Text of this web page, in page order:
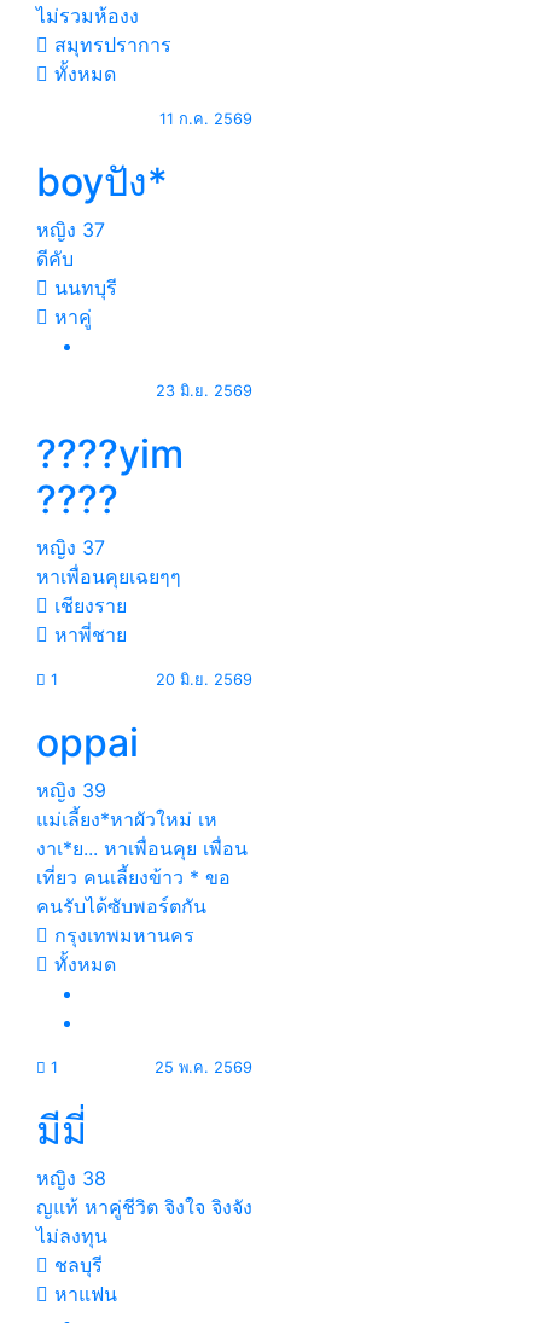
ไม่รวมห้องง
สมุทรปราการ
ทั้งหมด
11 ก.ค. 2569
boyปัง*
หญิง 37
ดีคับ
นนทบุรี
หาคู่
23 มิ.ย. 2569
????yim
????
หญิง 37
หาเพื่อนคุยเฉยๆๆ
เชียงราย
หาพี่ชาย
1 20 มิ.ย. 2569
oppai
หญิง 39
แม่เลี้ยง*หาผัวใหม่ เห
งาเ*ย... หาเพื่อนคุย เพื่อน
เที่ยว คนเลี้ยงข้าว * ขอ
คนรับได้ซับพอร์ตกัน
กรุงเทพมหานคร
ทั้งหมด
1 25 พ.ค. 2569
มีมี่
หญิง 38
ญแท้ หาคู่ชีวิต จิงใจ จิงจัง
ไม่ลงทุน
ชลบุรี
หาแฟน